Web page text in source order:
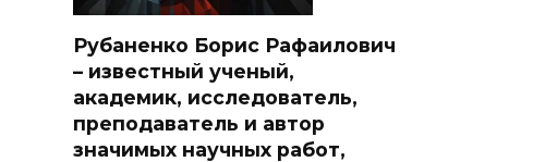
Рубаненко Борис Рафаилович
– известный ученый,
академик, исследователь,
преподаватель и автор
значимых научных работ,